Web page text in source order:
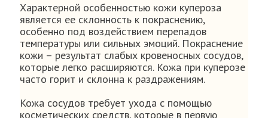
Характерной особенностью кожи купероза
является ее склонность к покраснению,
особенно под воздействием перепадов
температуры или сильных эмоций. Покраснение
кожи – результат слабых кровеносных сосудов,
которые легко расширяются. Кожа при куперозе
часто горит и склонна к раздражениям.
Кожа сосудов требует ухода с помощью
косметических средств, которые в первую